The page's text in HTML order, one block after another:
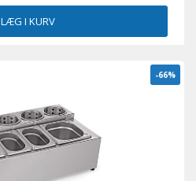
LÆG I KURV
-66%